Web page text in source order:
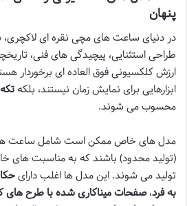
پنهان
در دنیای ساعت های مچی نقره ای
طراحی استثنایی، پیچیدگی های فنی،
ارزش کلکسیونی فوق العاده ای برخوردار
ابزارهایی برای نمایش زمان نیستند، بلکه
محسوب می شوند.
(تولید محدود) باشند که به مناسبت های
تولید می شوند. این مدل ها اغلب دارای
به فرد،صفحات میناکاری شده با طرح های